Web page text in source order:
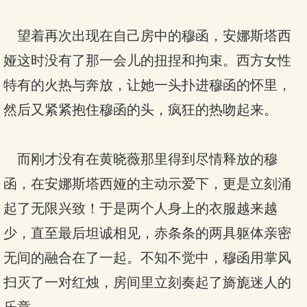
望着再次出现在自己房中的穆函，安娜斯塔西
娅这时没有了那一会儿的扭捏和拘束。西方女性
特有的火热与奔放，让她一头扑进穆函的怀里，
然后又紧紧抱住穆函的头，疯狂的热吻起来。
而刚才没有在黄晓薇那里得到尽情释放的穆
函，在安娜斯塔西娅的主动示爱下，更是立刻涌
起了无限兴致！于是两个人身上的衣服越来越
少，直至最后坦诚相见，赤条条的两具躯体亲密
无间的融合在了一起。不知不觉中，穆函用掌风
扫灭了一对红烛，房间里立刻奏起了旖旎迷人的